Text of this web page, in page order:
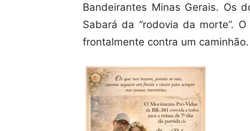
Bandeirantes Minas Gerais. Os
Sabará da “rodovia da morte”.
frontalmente contra um caminhão.